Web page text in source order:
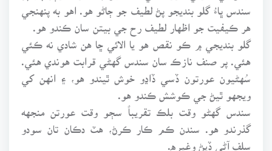
سندس ڀاءُ گلو بنديجو پڻ لطيف جو ڄاڻو هو. اهو به پنهنجي
هر ڪيفيت جو اظهار لطيف رح جي بيتن سان ڪندو هو.
گلو بنديجي ۾ ڪو نقص هو يا الائي ڇا هن شادي نه ڪئي
هئي. پر صنف نازڪ سان سندس گهڻي قرابت هوندي هئي.
سُهڻيون عورتون ڏسي ڏاڍو خوش ٿيندو هو، ۽ انهن کي
سندس گهڻو وقت بلڪ تقريباً سڄو وقت عورتن منجهه
گذرندو هو. سندن ڪم ڪار ڪرڻ، هٽ دڪان تان سودو
سلف آڻي ڏيڻ وغيره.